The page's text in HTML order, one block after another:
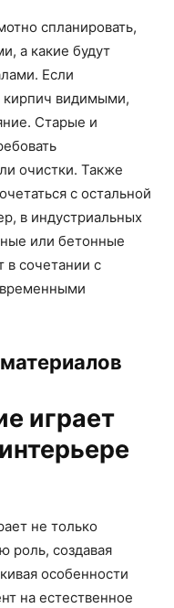
спланировать,
а какие будут
Если
кирпич видимыми,
Старые и
очистки. Также
с остальной
в индустриальных
или бетонные
в сочетании с
играет
не только
роль, создавая
особенности
на естественное